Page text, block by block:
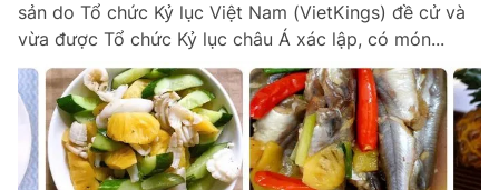
sản do Tổ chức Kỷ lục Việt Nam (VietKings) đề cử và
vừa được Tổ chức Kỷ lục châu Á xác lập, có món...